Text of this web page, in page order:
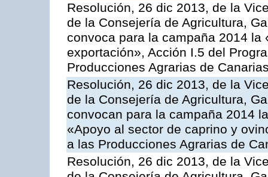
Resolución, 26 dic 2013, de la
de la Consejería de Agricultura,
convoca para la campaña 2014
exportación», Acción I.5 del
Producciones Agrarias de
Resolución, 26 dic 2013, de la
de la Consejería de Agricultura,
convocan para la campaña 2014
«Apoyo al sector de caprino y
a las Producciones Agrarias de
Resolución, 26 dic 2013, de la